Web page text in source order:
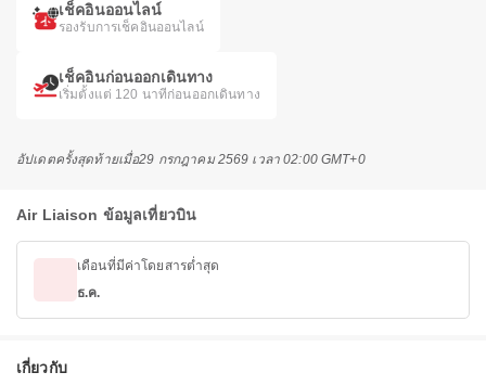
เช็คอินออนไลน์
รองรับการเช็คอินออนไลน์
เช็คอินก่อนออกเดินทาง
เริ่มตั้งแต่ 120 นาทีก่อนออกเดินทาง
อัปเดตครั้งสุดท้ายเมื่อ29 กรกฎาคม 2569 เวลา 02:00 GMT+0
Air Liaison ข้อมูลเที่ยวบิน
เดือนที่มีค่าโดยสารต่ำสุด
ธ.ค.
เกี่ยวกับ